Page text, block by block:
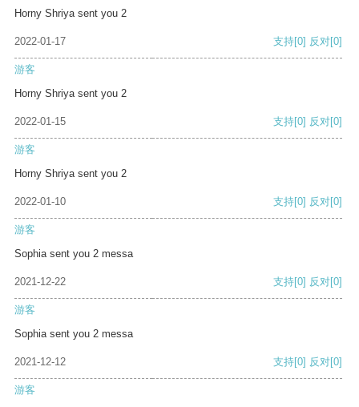
Horny Shriya sent you 2
2022-01-17 支持[0] 反对[0]
游客
Horny Shriya sent you 2
2022-01-15 支持[0] 反对[0]
游客
Horny Shriya sent you 2
2022-01-10 支持[0] 反对[0]
游客
Sophia sent you 2 messa
2021-12-22 支持[0] 反对[0]
游客
Sophia sent you 2 messa
2021-12-12 支持[0] 反对[0]
游客